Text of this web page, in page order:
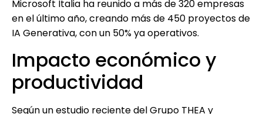
Microsoft Italia ha reunido a más de 320 empresas
en el último año, creando más de 450 proyectos de
IA Generativa, con un 50% ya operativos.
Impacto económico y
productividad
Según un estudio reciente del Grupo THEA y